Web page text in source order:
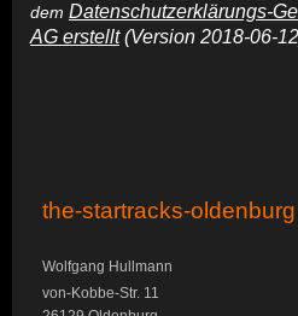
dem Datenschutzerklärungs-
AG erstellt(Version 2018-06-
the-startracks-oldenburg
Wolfgang Hullmann
von-Kobbe-Str. 11